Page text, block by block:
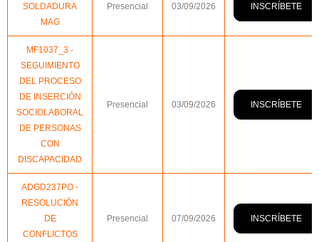
SOLDADURA
MAG
Presencial 03/09/2026 INSCRÍBETE
MF1037_3 -
SEGUIMIENTO
DEL PROCESO
DE INSERCIÓN
SOCIOLABORAL
DE PERSONAS
CON
DISCAPACIDAD
Presencial 03/09/2026 INSCRÍBETE
ADGD237PO -
RESOLUCIÓN
DE
CONFLICTOS
Presencial 07/09/2026 INSCRÍBETE